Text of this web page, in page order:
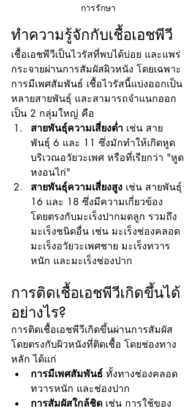
การรักษา
ทำความรู้จักกับเชื้อเอชพีวี
เชื้อเอชพีวีเป็นไวรัสที่พบได้บ่อย และแพร่
กระจายผ่านการสัมผัสผิวหนัง โดยเฉพาะ
การมีเพศสัมพันธ์ เชื้อไวรัสนี้แบ่งออกเป็น
หลายสายพันธุ์ และสามารถจำแนกออก
เป็น 2 กลุ่มใหญ่ คือ
สายพันธุ์ความเสี่ยงต่ำ เช่น สาย
พันธุ์ 6 และ 11 ซึ่งมักทำให้เกิดหูด
บริเวณอวัยวะเพศ หรือที่เรียกว่า "หูด
หงอนไก่"
สายพันธุ์ความเสี่ยงสูง เช่น สายพันธุ์
16 และ 18 ซึ่งมีความเกี่ยวข้อง
โดยตรงกับมะเร็งปากมดลูก รวมถึง
มะเร็งชนิดอื่น เช่น มะเร็งช่องคลอด
มะเร็งอวัยวะเพศชาย มะเร็งทวาร
หนัก และมะเร็งช่องปาก
การติดเชื้อเอชพีวีเกิดขึ้นได้
อย่างไร?
การติดเชื้อเอชพีวีเกิดขึ้นผ่านการสัมผัส
โดยตรงกับผิวหนังที่ติดเชื้อ โดยช่องทาง
หลัก ได้แก่
การมีเพศสัมพันธ์ ทั้งทางช่องคลอด
ทวารหนัก และช่องปาก
การสัมผัสใกล้ชิด เช่น การใช้ของ